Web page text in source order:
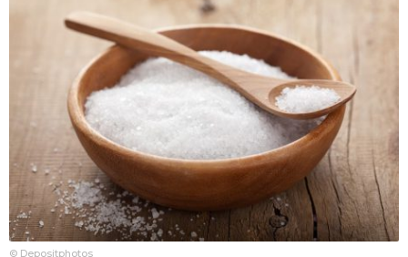
© Depositphotos